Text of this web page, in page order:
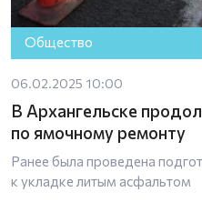
Общество
06.02.2025 10:00
В Архангельске
по ямочному ремонту
Ранее была проведена
к укладке литым асфальтом